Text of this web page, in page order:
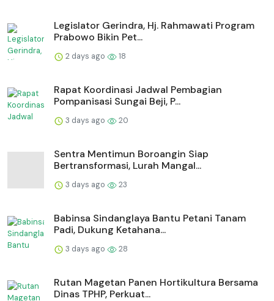
Legislator Gerindra, Hj. Rahmawati Program
Prabowo Bikin Pet...
2 days ago 18
Rapat Koordinasi Jadwal Pembagian
Pompanisasi Sungai Beji, P...
3 days ago 20
Sentra Mentimun Boroangin Siap
Bertransformasi, Lurah Mangal...
3 days ago 23
Babinsa Sindanglaya Bantu Petani Tanam
Padi, Dukung Ketahana...
3 days ago 28
Rutan Magetan Panen Hortikultura Bersama
Dinas TPHP, Perkuat...